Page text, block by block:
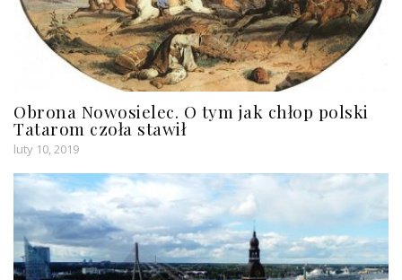
Obrona Nowosielec. O tym jak chłop polski
Tatarom czoła stawił
luty 10, 2019